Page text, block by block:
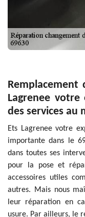
Lagrenee
des services
Ets Lagrenee votre
importante dans le
dans toutes ses
pour la pose et
accessoires utiles
autres. Mais nous
leur réparation en
usure. Par ailleurs, le